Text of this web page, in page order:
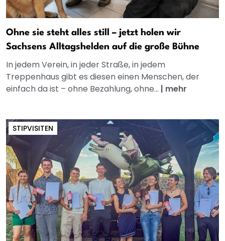
Ohne sie steht alles still – jetzt holen wir
Sachsens Alltagshelden auf die große Bühne
In jedem Verein, in jeder Straße, in jedem
Treppenhaus gibt es diesen einen Menschen, der
einfach da ist – ohne Bezahlung, ohne... | mehr
STIPVISITEN